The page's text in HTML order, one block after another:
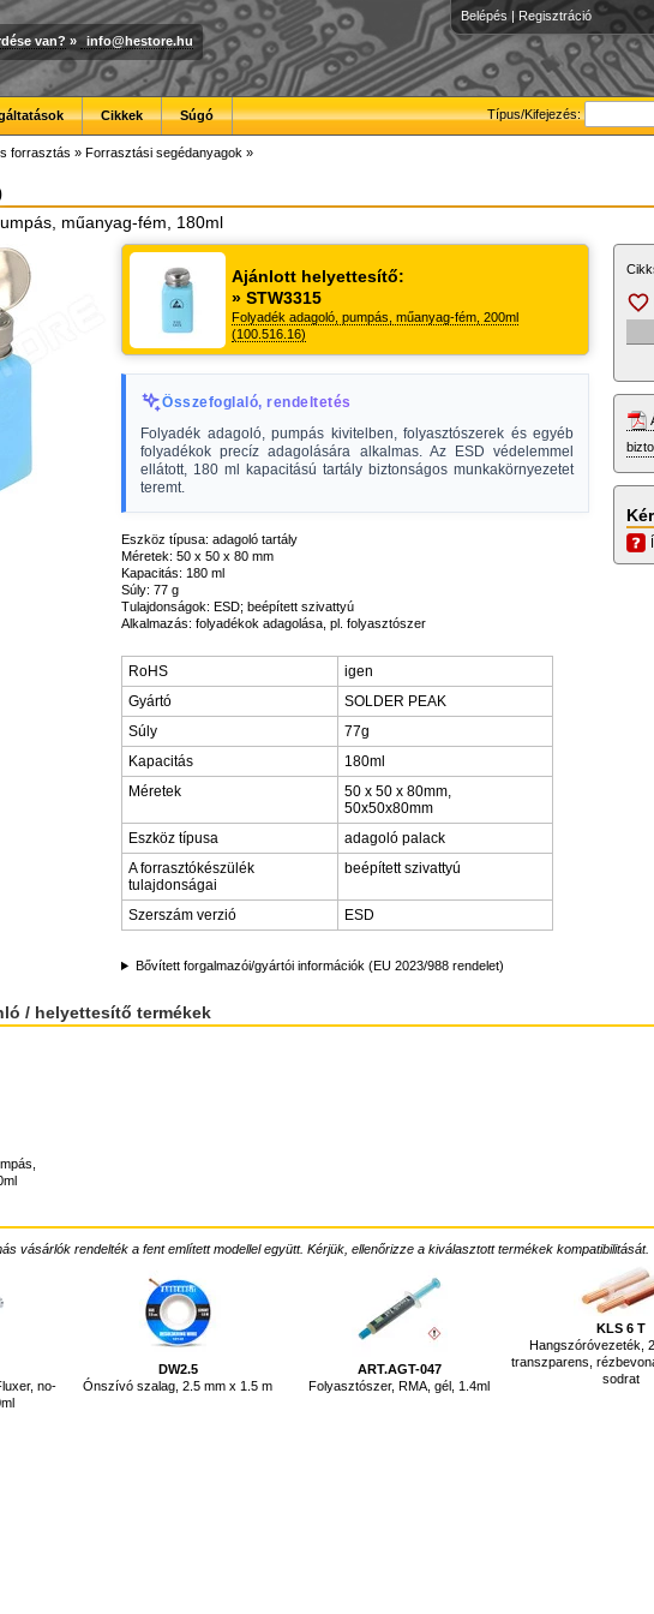
Belépés | Regisztráció
van? » info@hestore.hu
Típus/Kifejezés:
Cikkek Súgó
forrasztás » Forrasztási segédanyagok »
műanyag-fém, 180ml
Ajánlott helyettesítő:
» STW3315
Folyadék adagoló, pumpás, műanyag-fém, 200ml
(100.516.16)
Összefoglaló, rendeltetés
Folyadék adagoló, pumpás kivitelben, folyasztószerek és egyéb
folyadékok precíz adagolására alkalmas. Az ESD védelemmel
ellátott, 180 ml kapacitású tartály biztonságos munkakörnyezetet
teremt.
Eszköz típusa: adagoló tartály
Méretek: 50 x 50 x 80 mm
Kapacitás: 180 ml
Súly: 77 g
Tulajdonságok: ESD; beépített szivattyú
Alkalmazás: folyadékok adagolása, pl. folyasztószer
RoHS
igen
Gyártó
SOLDER PEAK
Súly
77g
Kapacitás
180ml
Méretek
50 x 50 x 80mm,
50x50x80mm
Eszköz típusa
adagoló palack
A forrasztókészülék
tulajdonságai
beépített szivattyú
Szerszám verzió ESD
Bővített forgalmazói/gyártói információk (EU 2023/988 rendelet)
/ helyettesítő termékek
vásárlók rendelték a fent említett modellel együtt. Kérjük, ellenőrizze a kiválasztott termékek kompatibilitását.
no-
DW2.5
Ónszívó szalag, 2.5 mm x 1.5 m
ART.AGT-047
Folyasztószer, RMA, gél, 1.4ml
KLS 6 T
Hangszóróvezeték,
transzparens,
sodrat